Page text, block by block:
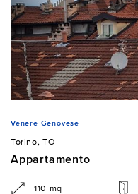
Venere Genovese
Torino, TO
Appartamento
110 mq